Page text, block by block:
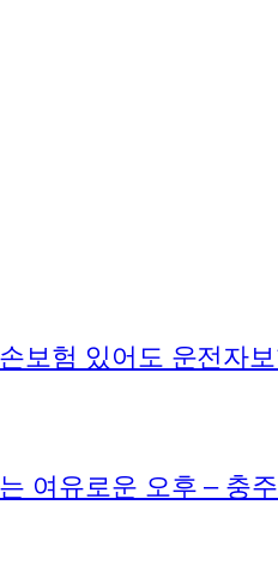
보험 있어도 운전자
여유로운 오후 – 충